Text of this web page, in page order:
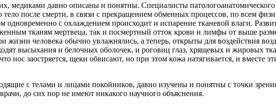
медиками давно описаны и понятны. Специалисты
после смерти, в связи с прекращением обменных процессов, по всем
одновременно с охлаждением происходит и испарение тканевой влаги.
тканям мертвеца, так и посмертный отток крови и лимфы от выше
жизни человека обычно увлажнялись, а теперь, открыты для воздействия
высыхания и белочных оболочек, и роговиц глаз, хрящевых и жировых
нос заостряется, щеки обвисают, но при этом кожа натягивается, и
с телами и лицами покойников, давно изучены и понятны с точки
до сих пор не имеют никакого научного объяснения.